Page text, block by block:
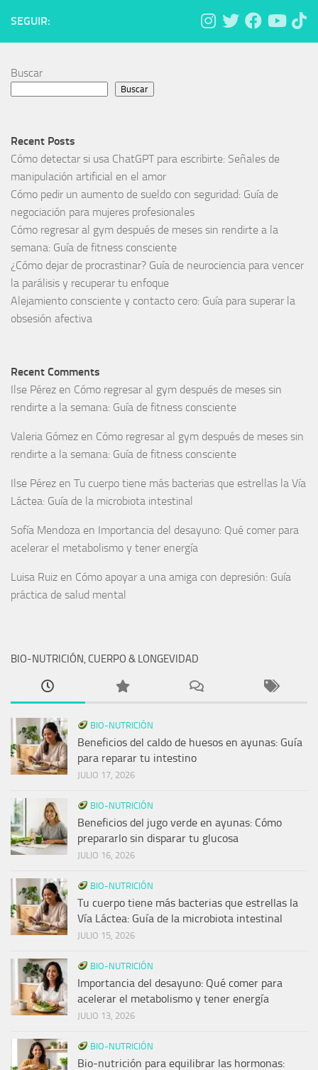
SEGUIR:
Buscar
Buscar
Recent Posts
Cómo detectar si usa ChatGPT para escribirte: Señales de
manipulación artificial en el amor
Cómo pedir un aumento de sueldo con seguridad: Guía de
negociación para mujeres profesionales
Cómo regresar al gym después de meses sin rendirte a la
semana: Guía de fitness consciente
¿Cómo dejar de procrastinar? Guía de neurociencia para vencer
la parálisis y recuperar tu enfoque
Alejamiento consciente y contacto cero: Guía para superar la
obsesión afectiva
Recent Comments
Ilse Pérez en Cómo regresar al gym después de meses sin
rendirte a la semana: Guía de fitness consciente
Valeria Gómez en Cómo regresar al gym después de meses sin
rendirte a la semana: Guía de fitness consciente
Ilse Pérez en Tu cuerpo tiene más bacterias que estrellas la Vía
Láctea: Guía de la microbiota intestinal
Sofía Mendoza en Importancia del desayuno: Qué comer para
acelerar el metabolismo y tener energía
Luisa Ruiz en Cómo apoyar a una amiga con depresión: Guía
práctica de salud mental
BIO-NUTRICIÓN, CUERPO & LONGEVIDAD
BIO-NUTRICIÓN
Beneficios del caldo de huesos en ayunas: Guía
para reparar tu intestino
JULIO 17, 2026
BIO-NUTRICIÓN
Beneficios del jugo verde en ayunas: Cómo
prepararlo sin disparar tu glucosa
JULIO 16, 2026
BIO-NUTRICIÓN
Tu cuerpo tiene más bacterias que estrellas la
Vía Láctea: Guía de la microbiota intestinal
JULIO 15, 2026
BIO-NUTRICIÓN
Importancia del desayuno: Qué comer para
acelerar el metabolismo y tener energía
JULIO 13, 2026
BIO-NUTRICIÓN
Bio-nutrición para equilibrar las hormonas: